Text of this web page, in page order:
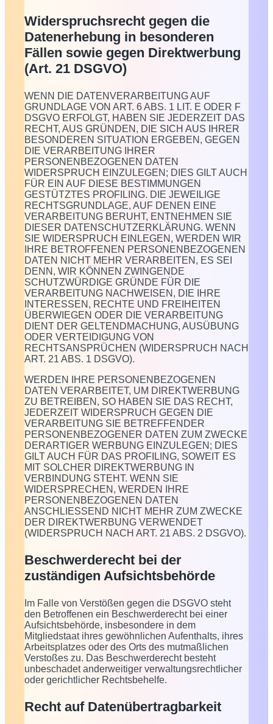
Widerspruchsrecht gegen die
Datenerhebung in besonderen
Fällen sowie gegen Direktwerbung
(Art. 21 DSGVO)
WENN DIE DATENVERARBEITUNG AUF
GRUNDLAGE VON ART. 6 ABS. 1 LIT. E ODER F
DSGVO ERFOLGT, HABEN SIE JEDERZEIT DAS
RECHT, AUS GRÜNDEN, DIE SICH AUS IHRER
BESONDEREN SITUATION ERGEBEN, GEGEN
DIE VERARBEITUNG IHRER
PERSONENBEZOGENEN DATEN
WIDERSPRUCH EINZULEGEN; DIES GILT AUCH
FÜR EIN AUF DIESE BESTIMMUNGEN
GESTÜTZTES PROFILING. DIE JEWEILIGE
RECHTSGRUNDLAGE, AUF DENEN EINE
VERARBEITUNG BERUHT, ENTNEHMEN SIE
DIESER DATENSCHUTZERKLÄRUNG. WENN
SIE WIDERSPRUCH EINLEGEN, WERDEN WIR
IHRE BETROFFENEN PERSONENBEZOGENEN
DATEN NICHT MEHR VERARBEITEN, ES SEI
DENN, WIR KÖNNEN ZWINGENDE
SCHUTZWÜRDIGE GRÜNDE FÜR DIE
VERARBEITUNG NACHWEISEN, DIE IHRE
INTERESSEN, RECHTE UND FREIHEITEN
ÜBERWIEGEN ODER DIE VERARBEITUNG
DIENT DER GELTENDMACHUNG, AUSÜBUNG
ODER VERTEIDIGUNG VON
RECHTSANSPRÜCHEN (WIDERSPRUCH NACH
ART. 21 ABS. 1 DSGVO).
WERDEN IHRE PERSONENBEZOGENEN
DATEN VERARBEITET, UM DIREKTWERBUNG
ZU BETREIBEN, SO HABEN SIE DAS RECHT,
JEDERZEIT WIDERSPRUCH GEGEN DIE
VERARBEITUNG SIE BETREFFENDER
PERSONENBEZOGENER DATEN ZUM ZWECKE
DERARTIGER WERBUNG EINZULEGEN; DIES
GILT AUCH FÜR DAS PROFILING, SOWEIT ES
MIT SOLCHER DIREKTWERBUNG IN
VERBINDUNG STEHT. WENN SIE
WIDERSPRECHEN, WERDEN IHRE
PERSONENBEZOGENEN DATEN
ANSCHLIESSEND NICHT MEHR ZUM ZWECKE
DER DIREKTWERBUNG VERWENDET
(WIDERSPRUCH NACH ART. 21 ABS. 2 DSGVO).
Beschwerde­recht bei der
zuständigen Aufsichts­behörde
Im Falle von Verstößen gegen die DSGVO steht
den Betroffenen ein Beschwerderecht bei einer
Aufsichtsbehörde, insbesondere in dem
Mitgliedstaat ihres gewöhnlichen Aufenthalts, ihres
Arbeitsplatzes oder des Orts des mutmaßlichen
Verstoßes zu. Das Beschwerderecht besteht
unbeschadet anderweitiger verwaltungsrechtlicher
oder gerichtlicher Rechtsbehelfe.
Recht auf Daten­übertrag­barkeit